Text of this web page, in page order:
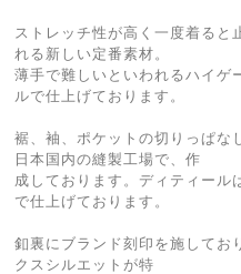
ストレッチ性が高く一度着ると
れる新しい定番素材。
薄手で難しいといわれるハイゲ
ルで仕上げております。
裾、袖、ポケットの切りっぱな
日本国内の縫製工場で、作
成しております。ディティール
で仕上げております。
釦裏にブランド刻印を施してお
クスシルエットが特